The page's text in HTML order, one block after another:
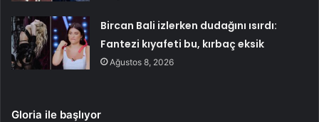
Bircan Bali izlerken dudağını ısırdı:
Fantezi kıyafeti bu, kırbaç eksik
Ağustos 8, 2026
Gloria ile başlıyor